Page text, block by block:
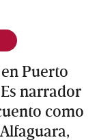
Puerto
narrador
como